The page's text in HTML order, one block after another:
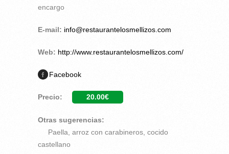
encargo
E-mail: info@restaurantelosmellizos.com
Web: http://www.restaurantelosmellizos.com/
Facebook
Precio: 20.00€
Otras sugerencias:
Paella, arroz con carabineros, cocido
castellano